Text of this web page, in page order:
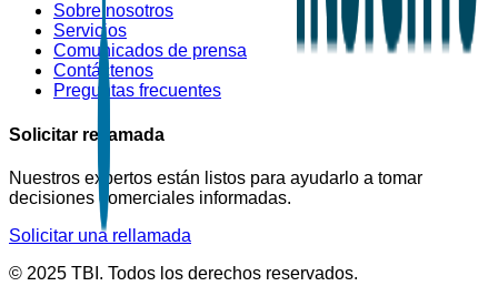
Sobre nosotros
Servicios
Comunicados de prensa
Contáctenos
Preguntas frecuentes
Solicitar rellamada
Nuestros expertos están listos para ayudarlo a tomar
decisiones comerciales informadas.
Solicitar una rellamada
© 2025 TBI. Todos los derechos reservados.